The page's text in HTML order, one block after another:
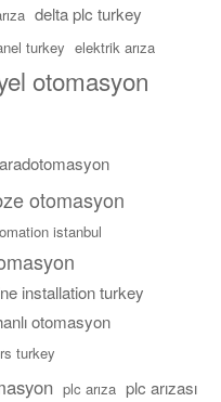
delta plc turkey
turkey elektrik arıza
otomasyon
otomasyon
istanbul
installation turkey
otomasyon
turkey
plc arıza plc arızası